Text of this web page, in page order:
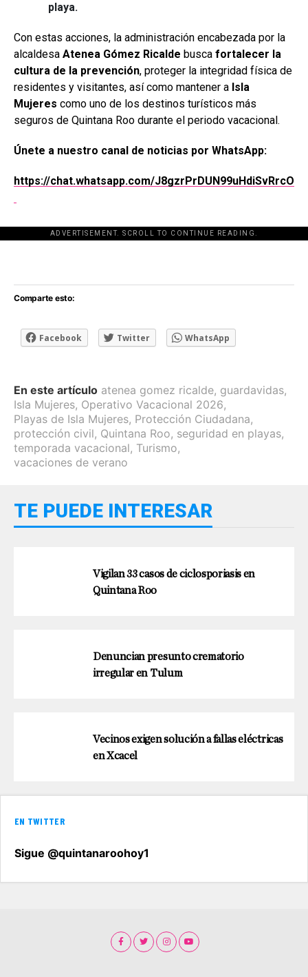
playa.
Con estas acciones, la administración encabezada por la
alcaldesa Atenea Gómez Ricalde busca fortalecer la
cultura de la prevención, proteger la integridad física de
residentes y visitantes, así como mantener a Isla
Mujeres como uno de los destinos turísticos más
seguros de Quintana Roo durante el periodo vacacional.
Únete a nuestro canal de noticias por WhatsApp:
https://chat.whatsapp.com/J8gzrPrDUN99uHdiSvRrcO
ADVERTISEMENT. SCROLL TO CONTINUE READING.
[adsforwp id="243463"]
Comparte esto:
Facebook Twitter WhatsApp
En este artículo atenea gomez ricalde, guardavidas,
Isla Mujeres, Operativo Vacacional 2026,
Playas de Isla Mujeres, Protección Ciudadana,
protección civil, Quintana Roo, seguridad en playas,
temporada vacacional, Turismo,
vacaciones de verano
TE PUEDE INTERESAR
Vigilan 33 casos de ciclosporiasis en
Quintana Roo
Denuncian presunto crematorio
irregular en Tulum
Vecinos exigen solución a fallas eléctricas
en Xcacel
EN TWITTER
Sigue @quintanaroohoy1